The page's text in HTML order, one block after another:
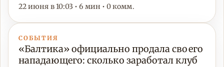
22 июня в 10:03 • 6 мин • 0 комм.
СОБЫТИЯ
«Балтика» официально продала своего
нападающего: сколько заработал клуб